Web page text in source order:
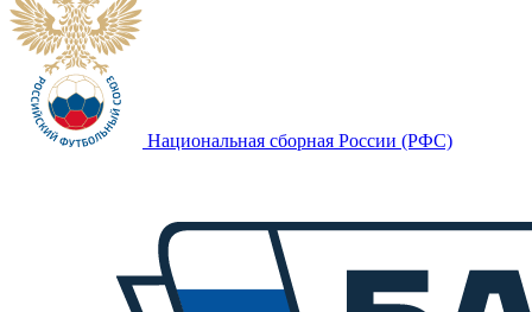
Национальная сборная России (РФС)